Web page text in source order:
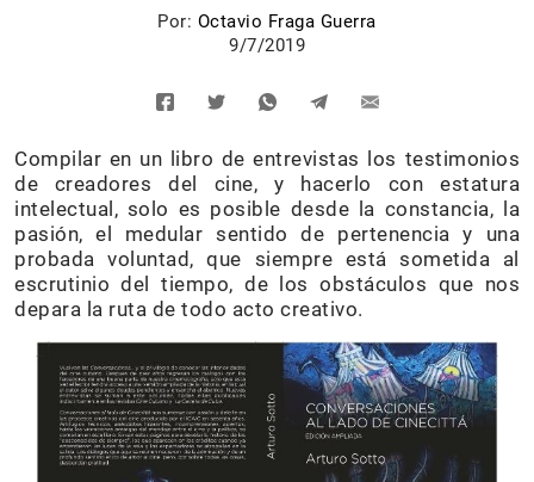
Por: Octavio Fraga Guerra
9/7/2019
Compilar en un libro de entrevistas los testimonios
de creadores del cine, y hacerlo con estatura
intelectual, solo es posible desde la constancia, la
pasión, el medular sentido de pertenencia y una
probada voluntad, que siempre está sometida al
escrutinio del tiempo, de los obstáculos que nos
depara la ruta de todo acto creativo.